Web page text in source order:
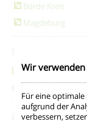
Börde Kreis
Magdeburg
Börde Kreis
Beratungsstelle
Peter-Wilhelm-
Magdeburg
Wir verwenden
Für eine
aufgrund der
verbessern,